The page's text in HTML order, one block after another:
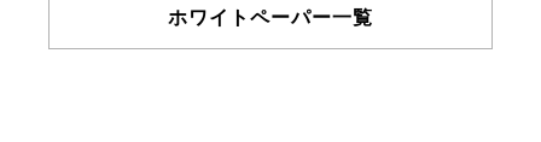
ホワイトペーパー一覧